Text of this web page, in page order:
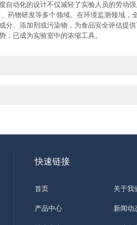
动化的设计不仅减轻了实验人员的劳动
物研发等多个领域。在环境监测领域，
、添加剂或污染物，为食品安全评估提供
已成为实验室中的浓缩工具。
快速链接
首页 关于我
产品中心 新闻动